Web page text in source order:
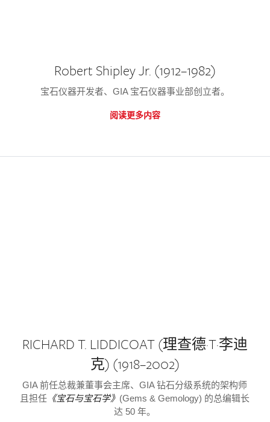
Robert Shipley Jr. (1912–1982)
宝石仪器开发者、GIA 宝石仪器事业部创立者。
阅读更多内容
RICHARD T. LIDDICOAT (理查德·T·李迪
克) (1918–2002)
GIA 前任总裁兼董事会主席、GIA 钻石分级系统的架构师
且担任 《宝石与宝石学》 (Gems & Gemology) 的总编辑长
达 50 年。